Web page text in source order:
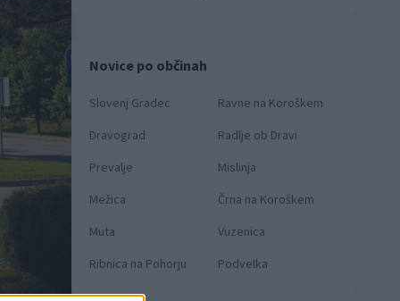
Novice po občinah
Slovenj Gradec
Ravne na Koroškem
Dravograd
Radlje ob Dravi
Prevalje
Mislinja
Mežica
Črna na Koroškem
Muta
Vuzenica
Ribnica na Pohorju
Podvelka